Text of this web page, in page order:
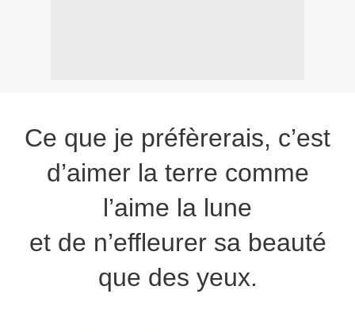
Ce que je préfèrerais, c’est
d’aimer la terre comme
l’aime la lune
et de n’effleurer sa beauté
que des yeux.